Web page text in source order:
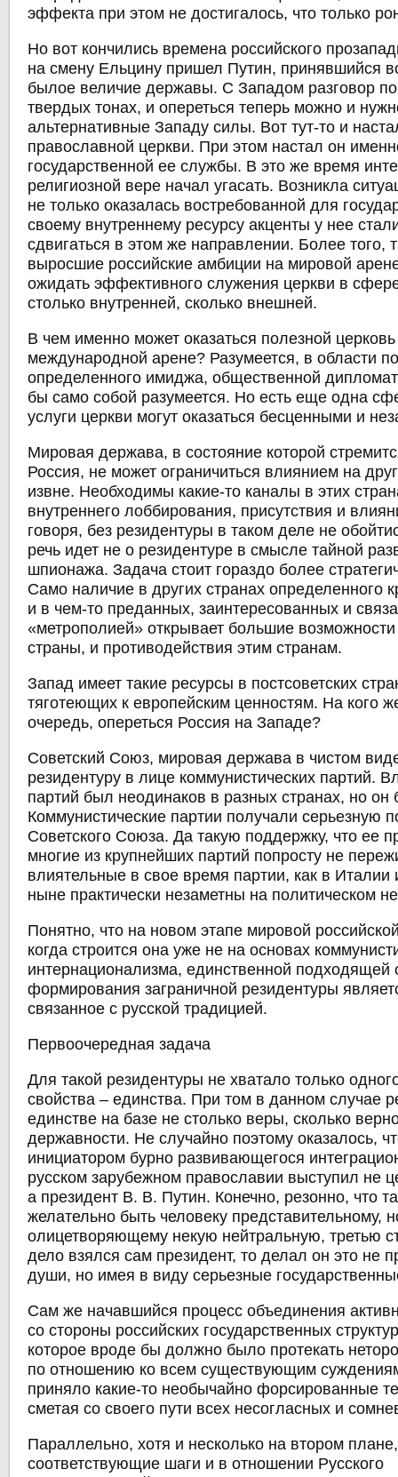
эффекта при этом не достигалось, что только
Но вот кончились времена российского
на смену Ельцину пришел Путин, принявшийся
былое величие державы. С Западом разговор
твердых тонах, и опереться теперь можно и
альтернативные Западу силы. Вот тут-то и
православной церкви. При этом настал он
государственной ее службы. В это же время
религиозной вере начал угасать. Возникла
не только оказалась востребованной для
своему внутреннему ресурсу акценты у нее
сдвигаться в этом же направлении. Более того,
выросшие российские амбиции на мировой
ожидать эффективного служения церкви в
столько внутренней, сколько внешней.
В чем именно может оказаться полезной
международной арене? Разумеется, в области
определенного имиджа, общественной
бы само собой разумеется. Но есть еще одна
услуги церкви могут оказаться бесценными и
Мировая держава, в состояние которой
Россия, не может ограничиться влиянием на
извне. Необходимы какие-то каналы в этих
внутреннего лоббирования, присутствия и
говоря, без резидентуры в таком деле не
речь идет не о резидентуре в смысле тайной
шпионажа. Задача стоит гораздо более
Само наличие в других странах определенного
и в чем-то преданных, заинтересованных и
«метрополией» открывает большие
страны, и противодействия этим странам.
Запад имеет такие ресурсы в постсоветских
тяготеющих к европейским ценностям. На кого
очередь, опереться Россия на Западе?
Советский Союз, мировая держава в чистом
резидентуру в лице коммунистических партий.
партий был неодинаков в разных странах, но он
Коммунистические партии получали серьезную
Советского Союза. Да такую поддержку, что ее
многие из крупнейших партий попросту не
влиятельные в свое время партии, как в
ныне практически незаметны на политическом
Понятно, что на новом этапе мировой
когда строится она уже не на основах
интернационализма, единственной подходящей
формирования заграничной резидентуры
связанное с русской традицией.
Первоочередная задача
Для такой резидентуры не хватало только
свойства – единства. При том в данном случае
единстве на базе не столько веры, сколько
державности. Не случайно поэтому оказалось,
инициатором бурно развивающегося
русском зарубежном православии выступил не
а президент В. В. Путин. Конечно, резонно, что
желательно быть человеку представительному,
олицетворяющему некую нейтральную, третью
дело взялся сам президент, то делал он это не
души, но имея в виду серьезные
Сам же начавшийся процесс объединения
со стороны российских государственных
которое вроде бы должно было протекать
по отношению ко всем существующим
приняло какие-то необычайно форсированные
сметая со своего пути всех несогласных и
Параллельно, хотя и несколько на втором
соответствующие шаги и в отношении Русского